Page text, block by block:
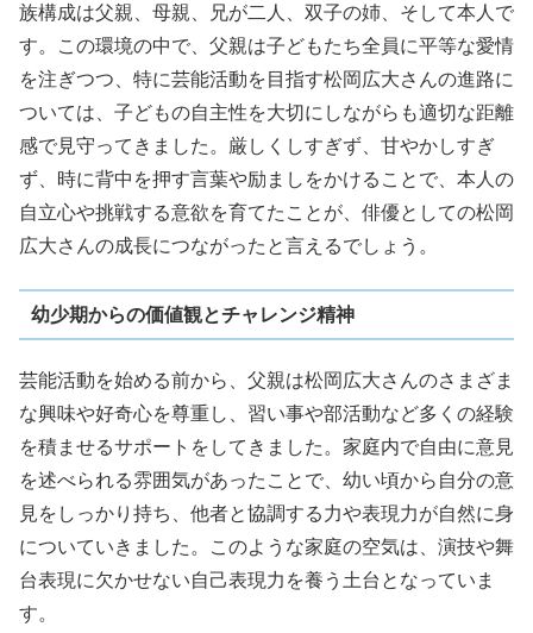
族構成は父親、母親、兄が二人、双子の姉、そして本人で
す。この環境の中で、父親は子どもたち全員に平等な愛情
を注ぎつつ、特に芸能活動を目指す松岡広大さんの進路に
ついては、子どもの自主性を大切にしながらも適切な距離
感で見守ってきました。厳しくしすぎず、甘やかしすぎ
ず、時に背中を押す言葉や励ましをかけることで、本人の
自立心や挑戦する意欲を育てたことが、俳優としての松岡
広大さんの成長につながったと言えるでしょう。
幼少期からの価値観とチャレンジ精神
芸能活動を始める前から、父親は松岡広大さんのさまざま
な興味や好奇心を尊重し、習い事や部活動など多くの経験
を積ませるサポートをしてきました。家庭内で自由に意見
を述べられる雰囲気があったことで、幼い頃から自分の意
見をしっかり持ち、他者と協調する力や表現力が自然に身
についていきました。このような家庭の空気は、演技や舞
台表現に欠かせない自己表現力を養う土台となっていま
す。